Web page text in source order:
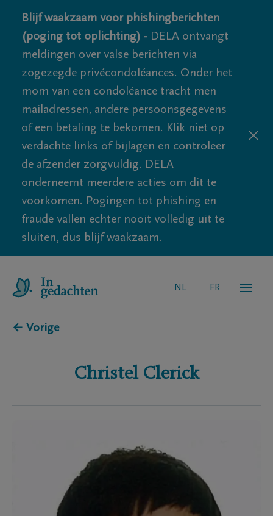
Blijf waakzaam voor phishingberichten
(poging tot oplichting) - DELA ontvangt
meldingen over valse berichten via
zogezegde privécondoléances. Onder het
mom van een condoléance tracht men
mailadressen, andere persoonsgegevens
of een betaling te bekomen. Klik niet op
verdachte links of bijlagen en controleer
de afzender zorgvuldig. DELA
onderneemt meerdere acties om dit te
voorkomen. Pogingen tot phishing en
fraude vallen echter nooit volledig uit te
sluiten, dus blijf waakzaam.
NL FR
← Vorige
Christel Clerick